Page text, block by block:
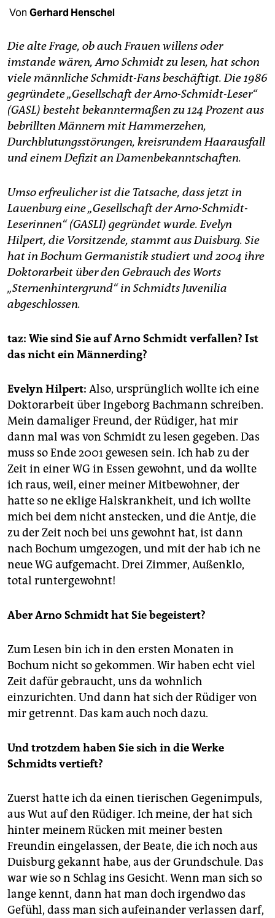
shop
fragen & hilfe
unterstützen
abo
genossenschaft
epaper login
Von Gerhard Henschel
Die alte Frage, ob auch Frauen willens oder
imstande wären, Arno Schmidt zu lesen, hat schon
viele männliche Schmidt-Fans beschäftigt. Die 1986
gegründete „Gesellschaft der Arno-Schmidt-Leser“
(GASL) besteht bekanntermaßen zu 124 Prozent aus
bebrillten Männern mit Hammerzehen,
Durchblutungsstörungen, kreisrundem Haarausfall
und einem Defizit an Damenbekanntschaften.
Umso erfreulicher ist die Tatsache, dass jetzt in
Lauenburg eine „Gesellschaft der Arno-Schmidt-
Leserinnen“ (GASLI) gegründet wurde. Evelyn
Hilpert, die Vorsitzende, stammt aus Duisburg. Sie
hat in Bochum Germanistik studiert und 2004 ihre
Doktorarbeit über den Gebrauch des Worts
„Sternenhintergrund“ in Schmidts Juvenilia
abgeschlossen.
taz: Wie sind Sie auf Arno Schmidt verfallen? Ist
das nicht ein Männerding?
Evelyn Hilpert: Also, ursprünglich wollte ich eine
Doktorarbeit über Ingeborg Bachmann schreiben.
Mein damaliger Freund, der Rüdiger, hat mir
dann mal was von Schmidt zu lesen gegeben. Das
muss so Ende 2001 gewesen sein. Ich hab zu der
Zeit in einer WG in Essen gewohnt, und da wollte
ich raus, weil, einer meiner Mitbewohner, der
hatte so ne eklige Halskrankheit, und ich wollte
mich bei dem nicht anstecken, und die Antje, die
zu der Zeit noch bei uns gewohnt hat, ist dann
nach Bochum umgezogen, und mit der hab ich ne
neue WG aufgemacht. Drei Zimmer, Außenklo,
total runtergewohnt!
Aber Arno Schmidt hat Sie begeistert?
Zum Lesen bin ich in den ersten Monaten in
Bochum nicht so gekommen. Wir haben echt viel
Zeit dafür gebraucht, uns da wohnlich
einzurichten. Und dann hat sich der Rüdiger von
mir getrennt. Das kam auch noch dazu.
Und trotzdem haben Sie sich in die Werke
Schmidts vertieft?
Zuerst hatte ich da einen tierischen Gegenimpuls,
aus Wut auf den Rüdiger. Ich meine, der hat sich
hinter meinem Rücken mit meiner besten
Freundin eingelassen, der Beate, die ich noch aus
Duisburg gekannt habe, aus der Grundschule. Das
war wie so n Schlag ins Gesicht. Wenn man sich so
lange kennt, dann hat man doch irgendwo das
Gefühl, dass man sich aufeinander verlassen darf,